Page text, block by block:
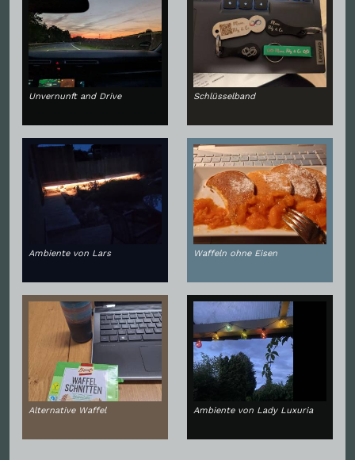
Unvernunft and Drive Schlüsselband
Ambiente von Lars Waffeln ohne Eisen
Alternative Waffel Ambiente von Lady Luxuria